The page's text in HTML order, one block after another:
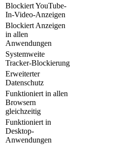
Blockiert YouTube-
In-Video-Anzeigen
Blockiert Anzeigen
in allen
Anwendungen
Systemweite
Tracker-Blockierung
Erweiterter
Datenschutz
Funktioniert in allen
Browsern
gleichzeitig
Funktioniert in
Desktop-
Anwendungen